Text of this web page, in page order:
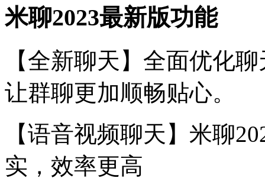
米聊2023最新版功能
【全新聊天】全面优化
让群聊更加顺畅贴心。
【语音视频聊天】米聊
实，效率更高